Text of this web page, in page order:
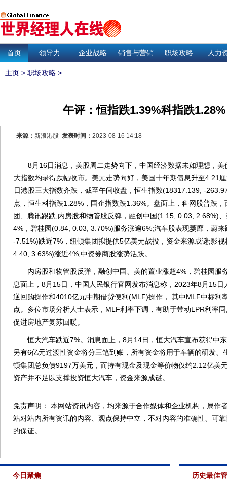
首页 领导力 企业战略 销售与营销 职场攻略 人力
主页 > 职场攻略 >
午评：恒指跌1.39%科指跌
来源： 新浪港股 发表时间： 2023-08-16 14:18
8月16日消息，美股周二走势向下，中国经济数据未如理想，美
大指数均录得跌幅收市。美元走势向好，美国十年期债息升至4.21
日港股三大指数齐跌，截至午间收盘，恒生指数(18317.139, -
点，恒生科指跌1.28%，国企指数跌1.36%。盘面上，科网股普跌
团、腾讯跟跌;内房股和物管股反弹，融创中国(1.15, 0.03, 2.68%)
4%，碧桂园(0.84, 0.03, 3.70%)服务涨逾6%;汽车股表现萎靡，蔚
-7.51%)跌近7%，纽顿集团拟提供5亿美元战投，资金来源成谜;影
4.40, 3.63%)涨近4%;中资券商股涨势活跃。
内房股和物管股反弹，融创中国、美的置业涨超4%，碧桂园服
息面上，8月15日，中国人民银行官网发布消息称，2023年8月15
逆回购操作和4010亿元中期借贷便利(MLF)操作， 其中MLF中标利
点。多位市场分析人士表示，MLF利率下调，有助于带动LPR利率
促进房地产复苏回暖。
恒大汽车跌近7%。消息面上，8月14日，恒大汽车宣布获得中
另有6亿元过渡性资金将分三笔到账，所有资金将用于车辆的研发
顿集团总负债9197万美元，而持有现金及现金等价物仅约2.12亿美
资产并不足以支撑投资恒大汽车，资金来源成谜。
免责声明： 本网站资讯内容，均来源于合作媒体和企业机构，属作
站对站内所有资讯的内容、观点保持中立，不对内容的准确性、可
的保证。
今日聚焦 历史最佳